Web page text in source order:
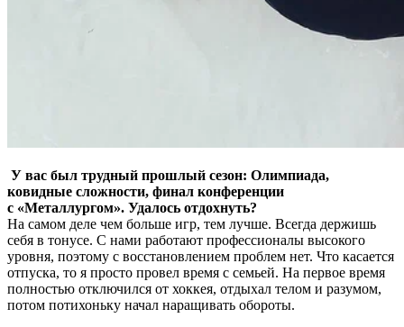
У вас был трудный прошлый сезон: Олимпиада,
ковидные сложности, финал конференции
с «Металлургом». Удалось отдохнуть?
На самом деле чем больше игр, тем лучше. Всегда держишь
себя в тонусе. С нами работают профессионалы высокого
уровня, поэтому с восстановлением проблем нет. Что касается
отпуска, то я просто провел время с семьей. На первое время
полностью отключился от хоккея, отдыхал телом и разумом,
потом потихоньку начал наращивать обороты.